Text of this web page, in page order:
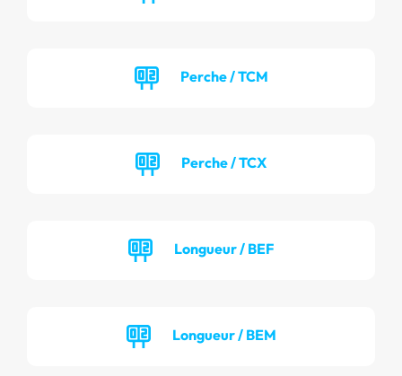
Perche / TCM
Perche / TCX
Longueur / BEF
Longueur / BEM